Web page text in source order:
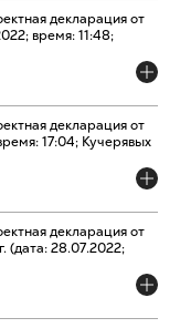
декларация от
время: 11:48;
декларация от
17:04; Кучерявых
декларация от
(дата: 28.07.2022;